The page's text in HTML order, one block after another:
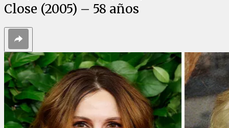
Close (2005) – 58 años